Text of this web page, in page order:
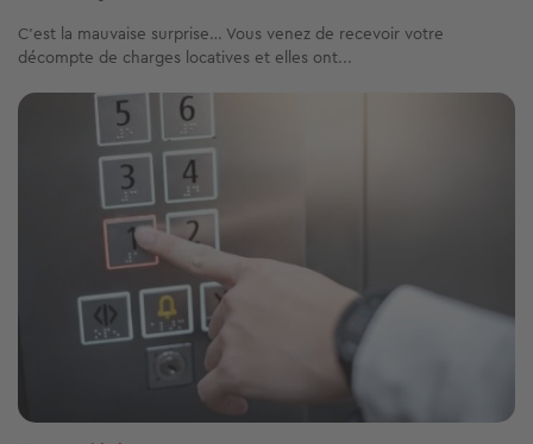
C’est la mauvaise surprise… Vous venez de recevoir votre
décompte de charges locatives et elles ont...
Image